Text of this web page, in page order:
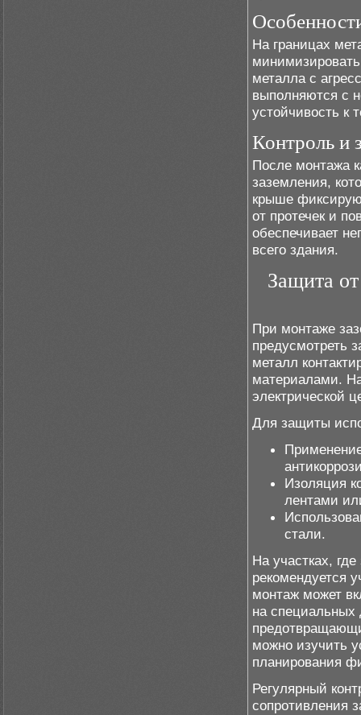
На границах
металла с
выполняются с
устойчивость к
Контроль и
После монтажа
заземления,
крыше
от протечек и
обеспечивает
всего здания.
Защита
При монтаже
предусмотреть
металл
материалами.
электрической
Для защиты
Изоляция
лентами
стали.
На участках,
рекомендуется
монтаж может
на специальных
можно изучить
планирования
Регулярный
сопротивления